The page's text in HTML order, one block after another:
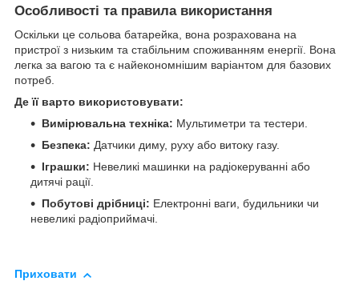
Особливості та правила використання
Оскільки це сольова батарейка, вона розрахована на
пристрої з низьким та стабільним споживанням енергії. Вона
легка за вагою та є найекономнішим варіантом для базових
потреб.
Де її варто використовувати:
Вимірювальна техніка: Мультиметри та тестери.
Безпека: Датчики диму, руху або витоку газу.
Іграшки: Невеликі машинки на радіокеруванні або
дитячі рації.
Побутові дрібниці: Електронні ваги, будильники чи
невеликі радіоприймачі.
Приховати